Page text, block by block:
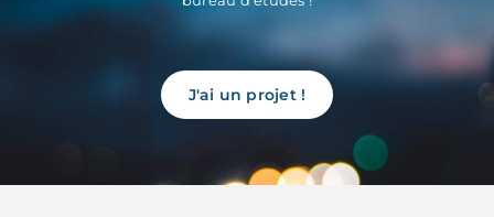
J'ai un projet !